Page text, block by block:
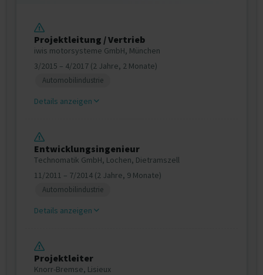
Projektleitung / Vertrieb
iwis motorsysteme GmbH, München
3/2015 – 4/2017 (2 Jahre, 2 Monate)
Automobilindustrie
Details anzeigen
Entwicklungsingenieur
Technomatik GmbH, Lochen, Dietramszell
11/2011 – 7/2014 (2 Jahre, 9 Monate)
Automobilindustrie
Details anzeigen
Projektleiter
Knorr-Bremse, Lisieux